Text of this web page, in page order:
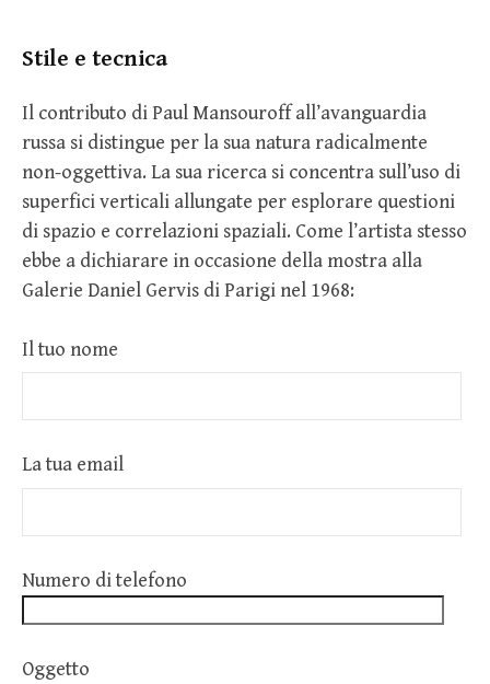
Stile e tecnica
Il contributo di Paul Mansouroff all’avanguardia
russa si distingue per la sua natura radicalmente
non-oggettiva. La sua ricerca si concentra sull’uso di
superfici verticali allungate per esplorare questioni
di spazio e correlazioni spaziali. Come l’artista stesso
ebbe a dichiarare in occasione della mostra alla
Galerie Daniel Gervis di Parigi nel 1968:
Il tuo nome
La tua email
Numero di telefono
Oggetto